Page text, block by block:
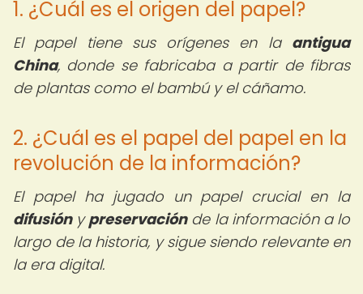
1. ¿Cuál es el origen del papel?
El papel tiene sus orígenes en la antigua
China, donde se fabricaba a partir de fibras
de plantas como el bambú y el cáñamo.
2. ¿Cuál es el papel del papel en la
revolución de la información?
El papel ha jugado un papel crucial en la
difusiónypreservaciónde la información a lo
largo de la historia, y sigue siendo relevante en
la era digital.